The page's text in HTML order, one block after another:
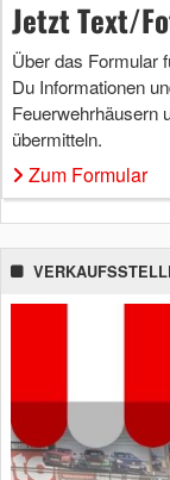
Jetzt Text/
Über das Formular
Du Informationen
Feuerwehrhäusern
übermitteln.
Zum Formular